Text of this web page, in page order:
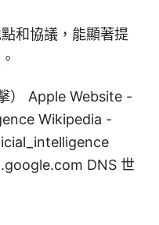
和協議，能顯著提
） Apple Website -
Wikipedia -
DNS 世